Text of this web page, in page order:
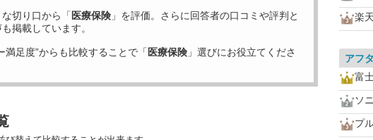
切り口から「 医療保険 」を評価。さらに回答者の口コミや評判と
掲載しています。
満足度”からも比較することで「 医療保険 」選びにお役立てくださ
楽
アフ
富
ソ
プ